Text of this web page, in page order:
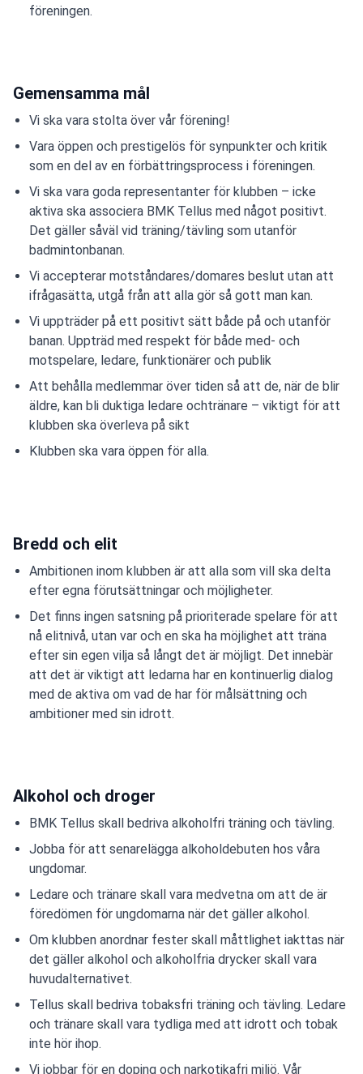
föreningen.
Gemensamma mål
Vi ska vara stolta över vår förening!
Vara öppen och prestigelös för synpunkter och kritik
som en del av en förbättringsprocess i föreningen.
Vi ska vara goda representanter för klubben – icke
aktiva ska associera BMK Tellus med något positivt.
Det gäller såväl vid träning/tävling som utanför
badmintonbanan.
Vi accepterar motståndares/domares beslut utan att
ifrågasätta, utgå från att alla gör så gott man kan.
Vi uppträder på ett positivt sätt både på och utanför
banan. Uppträd med respekt för både med- och
motspelare, ledare, funktionärer och publik
Att behålla medlemmar över tiden så att de, när de blir
äldre, kan bli duktiga ledare ochtränare – viktigt för att
klubben ska överleva på sikt
Klubben ska vara öppen för alla.
Bredd och elit
Ambitionen inom klubben är att alla som vill ska delta
efter egna förutsättningar och möjligheter.
Det finns ingen satsning på prioriterade spelare för att
nå elitnivå, utan var och en ska ha möjlighet att träna
efter sin egen vilja så långt det är möjligt. Det innebär
att det är viktigt att ledarna har en kontinuerlig dialog
med de aktiva om vad de har för målsättning och
ambitioner med sin idrott.
Alkohol och droger
BMK Tellus skall bedriva alkoholfri träning och tävling.
Jobba för att senarelägga alkoholdebuten hos våra
ungdomar.
Ledare och tränare skall vara medvetna om att de är
föredömen för ungdomarna när det gäller alkohol.
Om klubben anordnar fester skall måttlighet iakttas när
det gäller alkohol och alkoholfria drycker skall vara
huvudalternativet.
Tellus skall bedriva tobaksfri träning och tävling. Ledare
och tränare skall vara tydliga med att idrott och tobak
inte hör ihop.
Vi jobbar för en doping och narkotikafri miljö. Vår